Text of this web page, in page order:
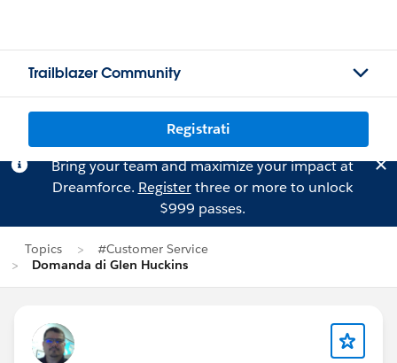
Trailblazer Community
Registrati
Bring your team and maximize your impact at
Dreamforce. Registerthree or more to unlock
$999 passes.
Topics
#Customer Service
Domanda di Glen Huckins